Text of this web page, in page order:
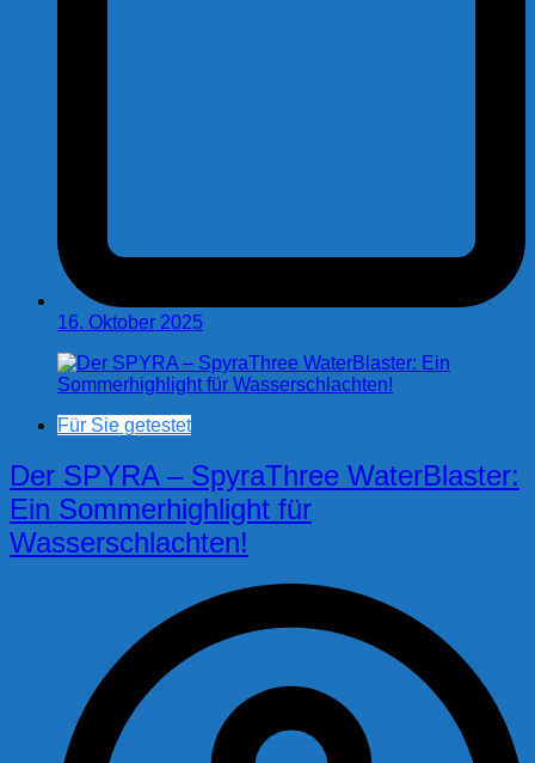
16. Oktober 2025
Für Sie getestet
Der SPYRA – SpyraThree WaterBlaster:
Ein Sommerhighlight für
Wasserschlachten!